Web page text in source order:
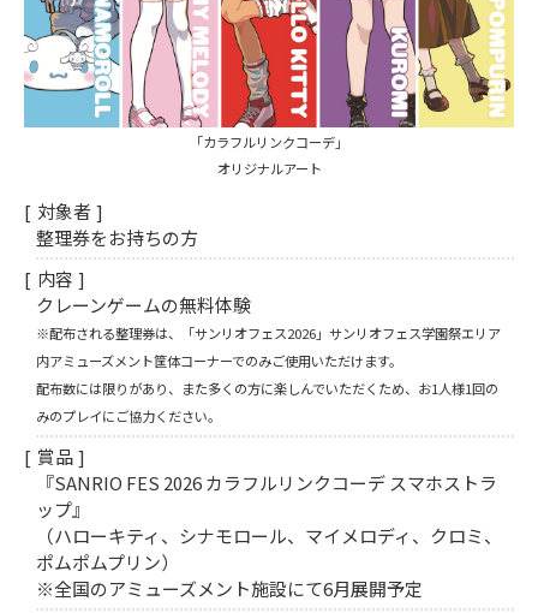
「カラフルリンクコーデ」
オリジナルアート
対象者
整理券をお持ちの方
内容
クレーンゲームの無料体験
※配布される整理券は、「サンリオフェス2026」サンリオフェス学園祭エリア
内アミューズメント筐体コーナーでのみご使用いただけます。
配布数には限りがあり、また多くの方に楽しんでいただくため、お1人様1回の
みのプレイにご協力ください。
賞品
『SANRIO FES 2026 カラフルリンクコーデ スマホストラ
ップ』
（ハローキティ、シナモロール、マイメロディ、クロミ、
ポムポムプリン）
※全国のアミューズメント施設にて6月展開予定